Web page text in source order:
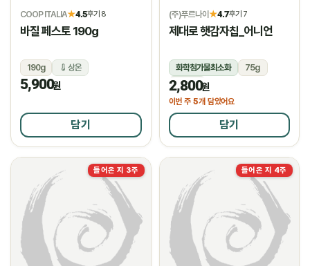
COOP ITALIA★4.5후기 8
바질 페스토 190g
190g 상온
5,900원
담기
(주)푸르나이★4.7후기 7
제대로 햇감자칩_어니언
화학첨가물최소화
75g
상온
2,800원
이번 주 5개 담았어요
담기
들어온 지 3주 들어온 지 4주